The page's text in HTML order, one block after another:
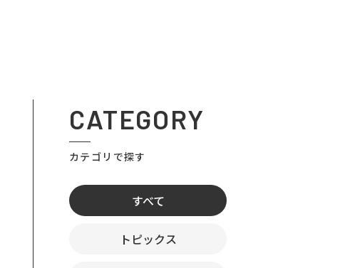
CATEGORY
カテゴリで探す
すべて
トピックス